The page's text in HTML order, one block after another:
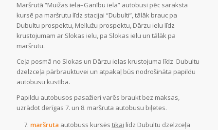
Maršrutā “Muižas iela–Ganību iela” autobusi pēc saraksta
kursē pa maršrutu līdz stacijai “Dubulti”, tālāk brauc pa
Dubultu prospektu, Mellužu prospektu, Dārzu ielu līdz
krustojumam ar Slokas ielu, pa Slokas ielu un tālāk pa
maršrutu.
Ceļa posmā no Slokas un Dārzu ielas krustojuma līdz Dubultu
dzelzceļa pārbrauktuvei un atpakaļ būs nodrošināta papildu
autobusu kustība.
Papildu autobusos pasažieri varēs braukt bez maksas,
uzrādot derīgas 7. un 8. maršruta autobusu biļetes.
maršruta autobuss kursēs tikai līdz Dubultu dzelzceļa